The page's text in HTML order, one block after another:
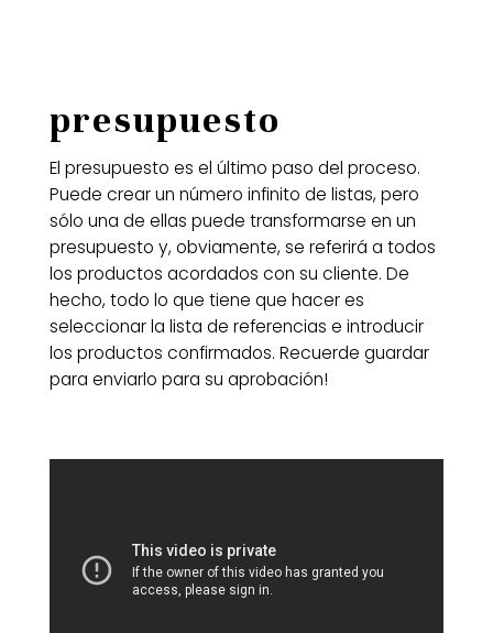
presupuesto
El presupuesto es el último paso del proceso.
Puede crear un número infinito de listas, pero
sólo una de ellas puede transformarse en un
presupuesto y, obviamente, se referirá a todos
los productos acordados con su cliente. De
hecho, todo lo que tiene que hacer es
seleccionar la lista de referencias e introducir
los productos confirmados. Recuerde guardar
para enviarlo para su aprobación!